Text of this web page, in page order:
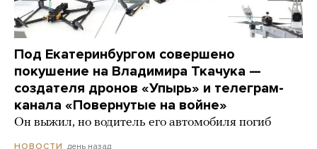
Под Екатеринбургом совершено
покушение на Владимира Ткачука —
создателя дронов «Упырь» и телеграм-
канала «Повернутые на войне»
Он выжил, но водитель его автомобиля погиб
НОВОСТИ день назад